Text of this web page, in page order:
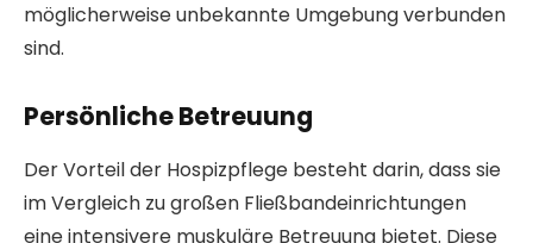
möglicherweise unbekannte Umgebung verbunden
sind.
Persönliche Betreuung
Der Vorteil der Hospizpflege besteht darin, dass sie
im Vergleich zu großen Fließbandeinrichtungen
eine intensivere muskuläre Betreuung bietet. Diese